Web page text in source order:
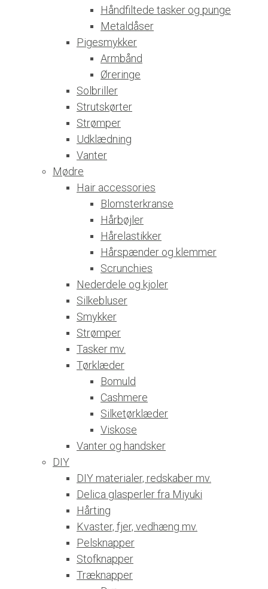
Håndfiltede tasker og punge
Metaldåser
Pigesmykker
Armbånd
Øreringe
Solbriller
Strutskørter
Strømper
Udklædning
Vanter
Mødre
Hair accessories
Blomsterkranse
Hårbøjler
Hårelastikker
Hårspænder og klemmer
Scrunchies
Nederdele og kjoler
Silkebluser
Smykker
Strømper
Tasker mv.
Tørklæder
Bomuld
Cashmere
Silketørklæder
Viskose
Vanter og handsker
DIY
DIY materialer, redskaber mv.
Delica glasperler fra Miyuki
Hårting
Kvaster, fjer, vedhæng mv.
Pelsknapper
Stofknapper
Træknapper